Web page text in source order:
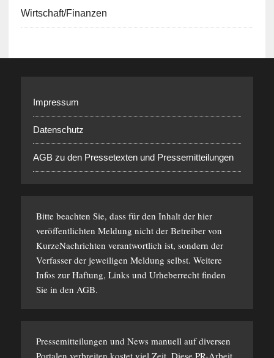
Wirtschaft/Finanzen
Impressum
Datenschutz
AGB zu den Pressetexten und Pressemitteilungen
Bitte beachten Sie, dass für den Inhalt der hier
veröffentlichten Meldung nicht der Betreiber von
KurzeNachrichten verantwortlich ist, sondern der
Verfasser der jeweiligen Meldung selbst. Weitere
Infos zur Haftung, Links und Urheberrecht finden
Sie in den AGB.
Pressemitteilungen und News manuell auf diversen
Portalen verbreiten kostet viel Zeit. Diese PR-Arbeit